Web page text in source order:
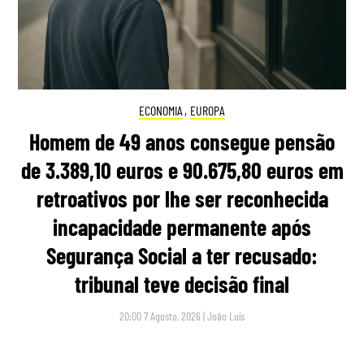
ECONOMIA , EUROPA
Homem de 49 anos consegue pensão
de 3.389,10 euros e 90.675,80 euros em
retroativos por lhe ser reconhecida
incapacidade permanente após
Segurança Social a ter recusado:
tribunal teve decisão final
20:00 7 Agosto, 2026 |João Luís